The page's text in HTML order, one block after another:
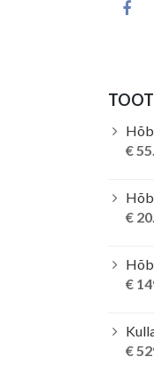
€
€
€
€